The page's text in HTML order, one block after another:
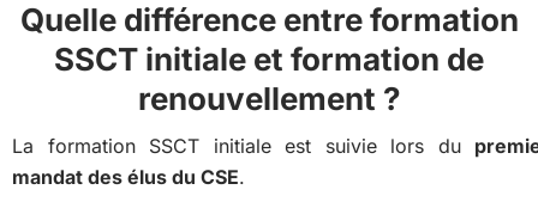
Quelle différence entre formation
SSCT initiale et formation de
renouvellement ?
La formation SSCT initiale est suivie lors du
mandat des élus du CSE.